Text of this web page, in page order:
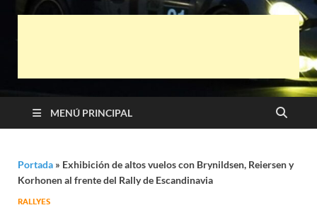
MENÚ PRINCIPAL
Portada » Exhibición de altos vuelos con Brynildsen, Reiersen y
Korhonen al frente del Rally de Escandinavia
RALLYES